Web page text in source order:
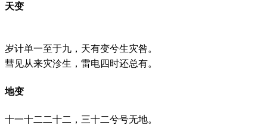
天变
岁计单一至于九，天有变兮生灾咎。
彗见从来灾沴生，雷电四时还总有。
地变
十一十二二十二，三十二兮号无地。